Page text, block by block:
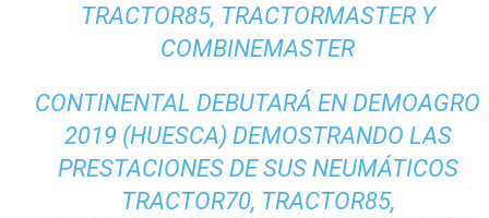
TRACTOR85, TRACTORMASTER Y
COMBINEMASTER
CONTINENTAL DEBUTARÁ EN DEMOAGRO
2019 (HUESCA) DEMOSTRANDO LAS
PRESTACIONES DE SUS NEUMÁTICOS
TRACTOR70, TRACTOR85,